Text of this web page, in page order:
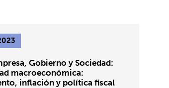
Gobierno y Sociedad:
macroeconómica:
inflación y política fiscal